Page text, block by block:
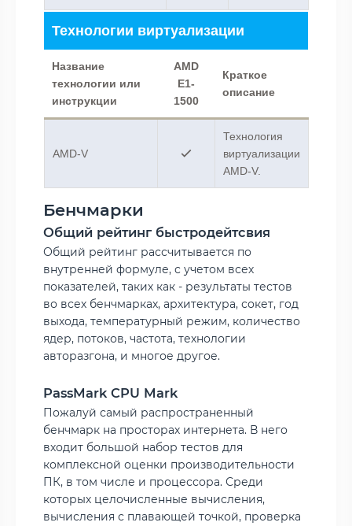
Технологии виртуализации
Название
технологии или
инструкции
AMD
E1-
1500
Краткое
описание
AMD-V
Технология
виртуализации
AMD-V.
Бенчмарки
Общий рейтинг быстродейтсвия
Общий рейтинг рассчитывается по
внутренней формуле, с учетом всех
показателей, таких как - результаты тестов
во всех бенчмарках, архитектура, сокет, год
выхода, температурный режим, количество
ядер, потоков, частота, технологии
авторазгона, и многое другое.
PassMark CPU Mark
Пожалуй самый распространенный
бенчмарк на просторах интернета. В него
входит большой набор тестов для
комплексной оценки производительности
ПК, в том числе и процессора. Среди
которых целочисленные вычисления,
вычисления с плавающей точкой, проверка